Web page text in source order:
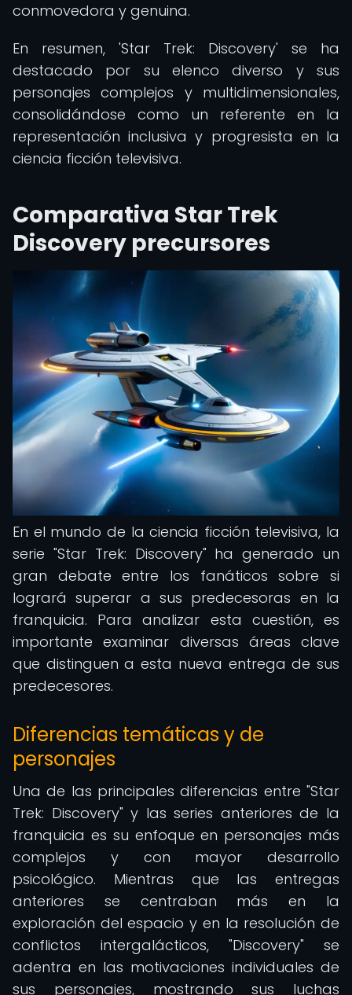
conmovedora y genuina.
En resumen, 'Star Trek: Discovery' se ha
destacado por su elenco diverso y sus
personajes complejos y multidimensionales,
consolidándose como un referente en la
representación inclusiva y progresista en la
ciencia ficción televisiva.
Comparativa Star Trek
Discovery precursores
En el mundo de la ciencia ficción televisiva, la
serie "Star Trek: Discovery" ha generado un
gran debate entre los fanáticos sobre si
logrará superar a sus predecesoras en la
franquicia. Para analizar esta cuestión, es
importante examinar diversas áreas clave
que distinguen a esta nueva entrega de sus
predecesores.
Diferencias temáticas y de
personajes
Una de las principales diferencias entre "Star
Trek: Discovery" y las series anteriores de la
franquicia es su enfoque en personajes más
complejos y con mayor desarrollo
psicológico. Mientras que las entregas
anteriores se centraban más en la
exploración del espacio y en la resolución de
conflictos intergalácticos, "Discovery" se
adentra en las motivaciones individuales de
sus personajes, mostrando sus luchas